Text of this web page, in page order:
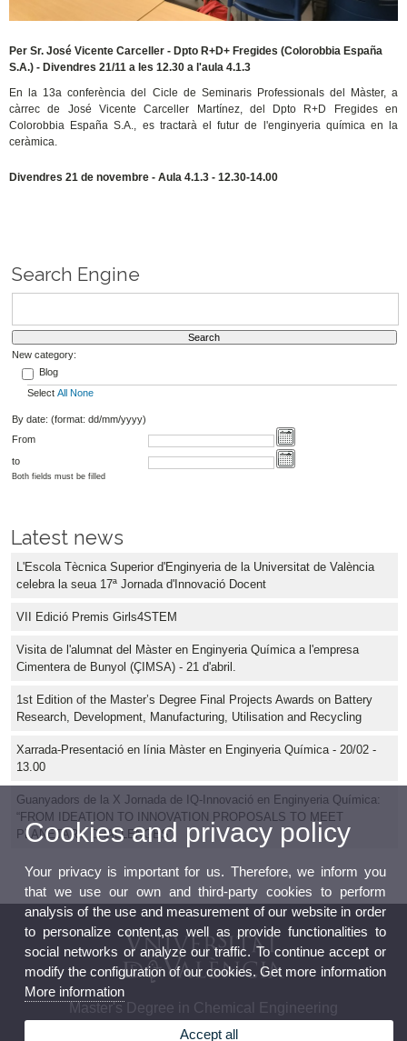
Per Sr. José Vicente Carceller - Dpto R+D+ Fregides (Colorobbia España
S.A.) - Divendres 21/11 a les 12.30 a l'aula 4.1.3
En la 13a conferència del Cicle de Seminaris Professionals del Màster, a
càrrec de José Vicente Carceller Martínez, del Dpto R+D Fregides en
Colorobbia España S.A., es tractarà el futur de l'enginyeria química en la
ceràmica.
Divendres 21 de novembre - Aula 4.1.3 - 12.30-14.00
Search Engine
New category:
Blog
Select All None
By date: (format: dd/mm/yyyy)
From
to
Both fields must be filled
Latest news
L'Escola Tècnica Superior d'Enginyeria de la Universitat de València
celebra la seua 17ª Jornada d'Innovació Docent
VII Edició Premis Girls4STEM
Visita de l'alumnat del Màster en Enginyeria Química a l'empresa
Cimentera de Bunyol (ÇIMSA) - 21 d'abril.
1st Edition of the Master’s Degree Final Projects Awards on Battery
Research, Development, Manufacturing, Utilisation and Recycling
Xarrada-Presentació en línia Màster en Enginyeria Química - 20/02 -
13.00
Guanyadors de la X Jornada de IQ-Innovació en Enginyeria Química:
“FROM IDEATION TO INNOVATION PROPOSALS TO MEET
PLANETARY CHALLENGES”
Master's Degree in Chemical Engineering
Cookies and privacy policy
Your privacy is important for us. Therefore, we inform you
that we use our own and third-party cookies to perform
analysis of the use and measurement of our website in order
to personalize content,as well as provide functionalities to
social networks or analyze our traffic. To continue accept or
modify the configuration of our cookies. Get more information
More information
Accept all